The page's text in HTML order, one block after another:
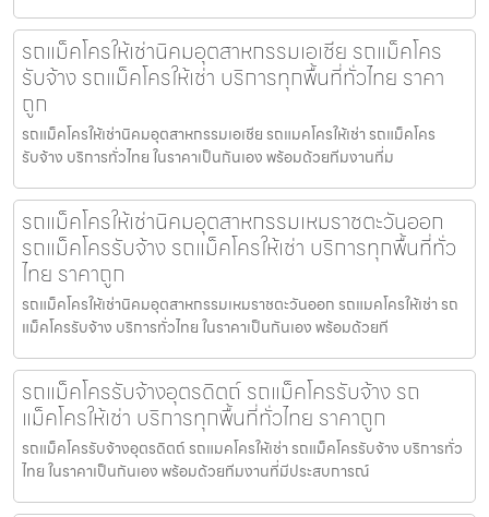
รถแม็คโครให้เช่านิคมอุตสาหกรรมเอเชีย รถแม็คโคร
รับจ้าง รถแม็คโครให้เช่า บริการทุกพื้นที่ทั่วไทย ราคา
ถูก
รถแม็คโครให้เช่านิคมอุตสาหกรรมเอเชีย รถแมคโครให้เช่า รถแม็คโคร
รับจ้าง บริการทั่วไทย ในราคาเป็นกันเอง พร้อมด้วยทีมงานที่ม
รถแม็คโครให้เช่านิคมอุตสาหกรรมเหมราชตะวันออก
รถแม็คโครรับจ้าง รถแม็คโครให้เช่า บริการทุกพื้นที่ทั่ว
ไทย ราคาถูก
รถแม็คโครให้เช่านิคมอุตสาหกรรมเหมราชตะวันออก รถแมคโครให้เช่า รถ
แม็คโครรับจ้าง บริการทั่วไทย ในราคาเป็นกันเอง พร้อมด้วยที
รถแม็คโครรับจ้างอุตรดิตถ์ รถแม็คโครรับจ้าง รถ
แม็คโครให้เช่า บริการทุกพื้นที่ทั่วไทย ราคาถูก
รถแม็คโครรับจ้างอุตรดิตถ์ รถแมคโครให้เช่า รถแม็คโครรับจ้าง บริการทั่ว
ไทย ในราคาเป็นกันเอง พร้อมด้วยทีมงานที่มีประสบการณ์